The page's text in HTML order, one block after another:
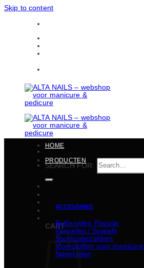
Skip to content
SEARCH FOR:
CART
HOME
PRODUCTEN
ACCESOIRES
Buffervijlen
Penselen / Spatels
Sterilisatiezakken
Vloeistoffen voor manicure
Nagelvijlen